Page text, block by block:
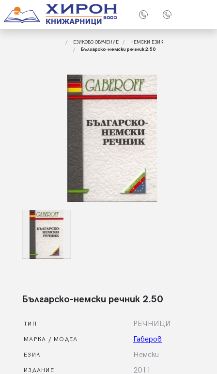
ЕЗИКОВО ОБУЧЕНИЕ
НЕМСКИ ЕЗИК
Българско-немски речник 2.50
Българско-немски речник 2.50
ТИП РЕЧНИЦИ
МАРКА / МОДЕЛ Габеров
ЕЗИК Немски
ИЗДАНИЕ 2011